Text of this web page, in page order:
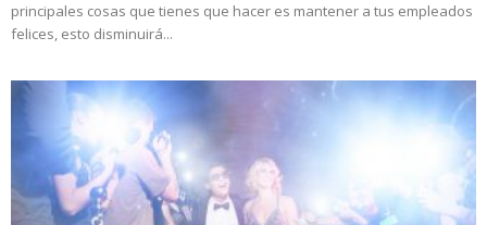
principales cosas que tienes que hacer es mantener a tus empleados
felices, esto disminuirá...